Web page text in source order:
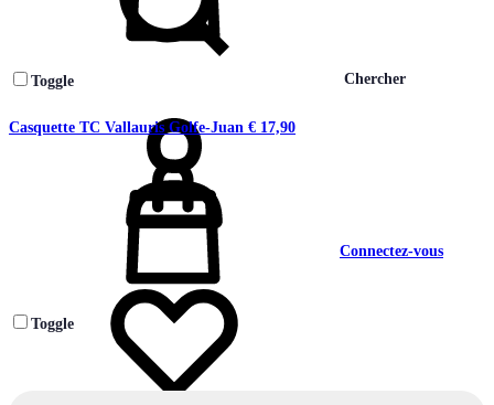
Chercher
Connectez-vous
Toggle
Casquette TC Vallauris Golfe-Juan € 17,90
Toggle